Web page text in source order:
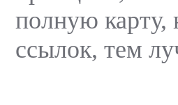
полную карту,
ссылок, тем